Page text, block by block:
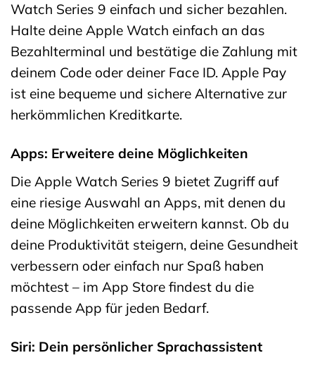
Watch Series 9 einfach und sicher bezahlen.
Halte deine Apple Watch einfach an das
Bezahlterminal und bestätige die Zahlung mit
deinem Code oder deiner Face ID. Apple Pay
ist eine bequeme und sichere Alternative zur
herkömmlichen Kreditkarte.
Apps: Erweitere deine Möglichkeiten
Die Apple Watch Series 9 bietet Zugriff auf
eine riesige Auswahl an Apps, mit denen du
deine Möglichkeiten erweitern kannst. Ob du
deine Produktivität steigern, deine Gesundheit
verbessern oder einfach nur Spaß haben
möchtest – im App Store findest du die
passende App für jeden Bedarf.
Siri: Dein persönlicher Sprachassistent